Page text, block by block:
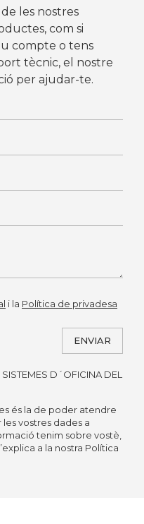
les nostres
com si
compte o tens
tècnic, el nostre
per ajudar-te.
i la Política de privadesa
ENVIAR
D´OFICINA DEL
és la de poder atendre
vostres dades a
tenim sobre vostè,
a la nostra Política